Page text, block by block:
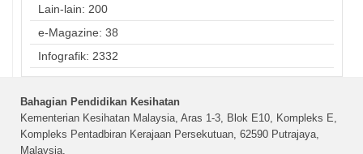
Lain-lain: 200
e-Magazine: 38
Infografik: 2332
Bahagian Pendidikan Kesihatan
Kementerian Kesihatan Malaysia, Aras 1-3, Blok E10, Kompleks E,
Kompleks Pentadbiran Kerajaan Persekutuan, 62590 Putrajaya,
Malaysia.